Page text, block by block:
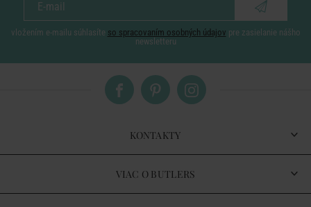
vložením e-mailu súhlasíte so spracovaním osobných údajov pre zasielanie nášho
newsletteru
KONTAKTY
VIAC O BUTLERS